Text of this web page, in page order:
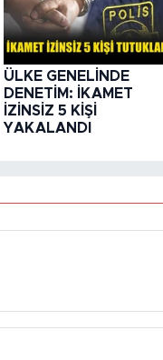
ÜLKE GENELİNDE
DENETİM: İKAMET
İZİNSİZ 5 KİŞİ
YAKALANDI